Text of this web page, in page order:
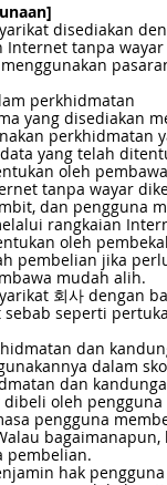
disediakan
tanpa
perkhidmatan
yang disediakan
yang telah
oleh
tanpa wayar
dan pengguna
rangkaian
oleh
pembelian jika
mudah alih.
회사 dengan
sebab seperti
dan
dalam
dan
oleh
pengguna
pembelian.
hak